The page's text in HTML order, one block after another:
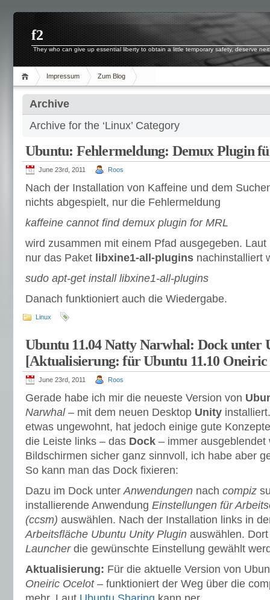
f2
They who can give up essential liberty to obtain a little temporary safety, deserve
Impressum Zum Blog
Archive
Archive for the ‘Linux’ Category
Ubuntu: Fehlermeldung: Demux Plugin
June 23rd, 2011 Roos
Nach der Installation von Kaffeine und dem
nichts abgespielt, nur die Fehlermeldung
kaffeine cannot find demux plugin for MRL
wird zusammen mit einem Pfad ausgegeben. Laut
nur das Paket libxine1-all-plugins nachinstalliert
sudo apt-get install libxine1-all-plugins
Danach funktioniert auch die Wiedergabe.
Linux
Ubuntu 11.04 Natty Narwhal: Dock unter
[Aktualisierung: für Ubuntu 11.10
June 23rd, 2011 Roos
Gerade habe ich mir die neueste Version von
Narwhal– mit dem neuen Desktop Unity
etwas ungewohnt, hat jedoch einige gute
die Leiste links – das Dock – immer ausgeblendet
Bildschirmen sicher ganz sinnvoll, ich habe aber
So kann man das Dock fixieren:
Dazu im Dock unterAnwendungen nach compiz
installierende Anwendung Einstellungen für
(ccsm) auswählen. Nach der Installation links in
Arbeitsfläche Ubuntu Unity Plugin auswählen.
Launcherdie gewünschte Einstellung gewählt
Aktualisierung: Für die aktuelle Version von
Oneiric Ocelot– funktioniert der Weg über die